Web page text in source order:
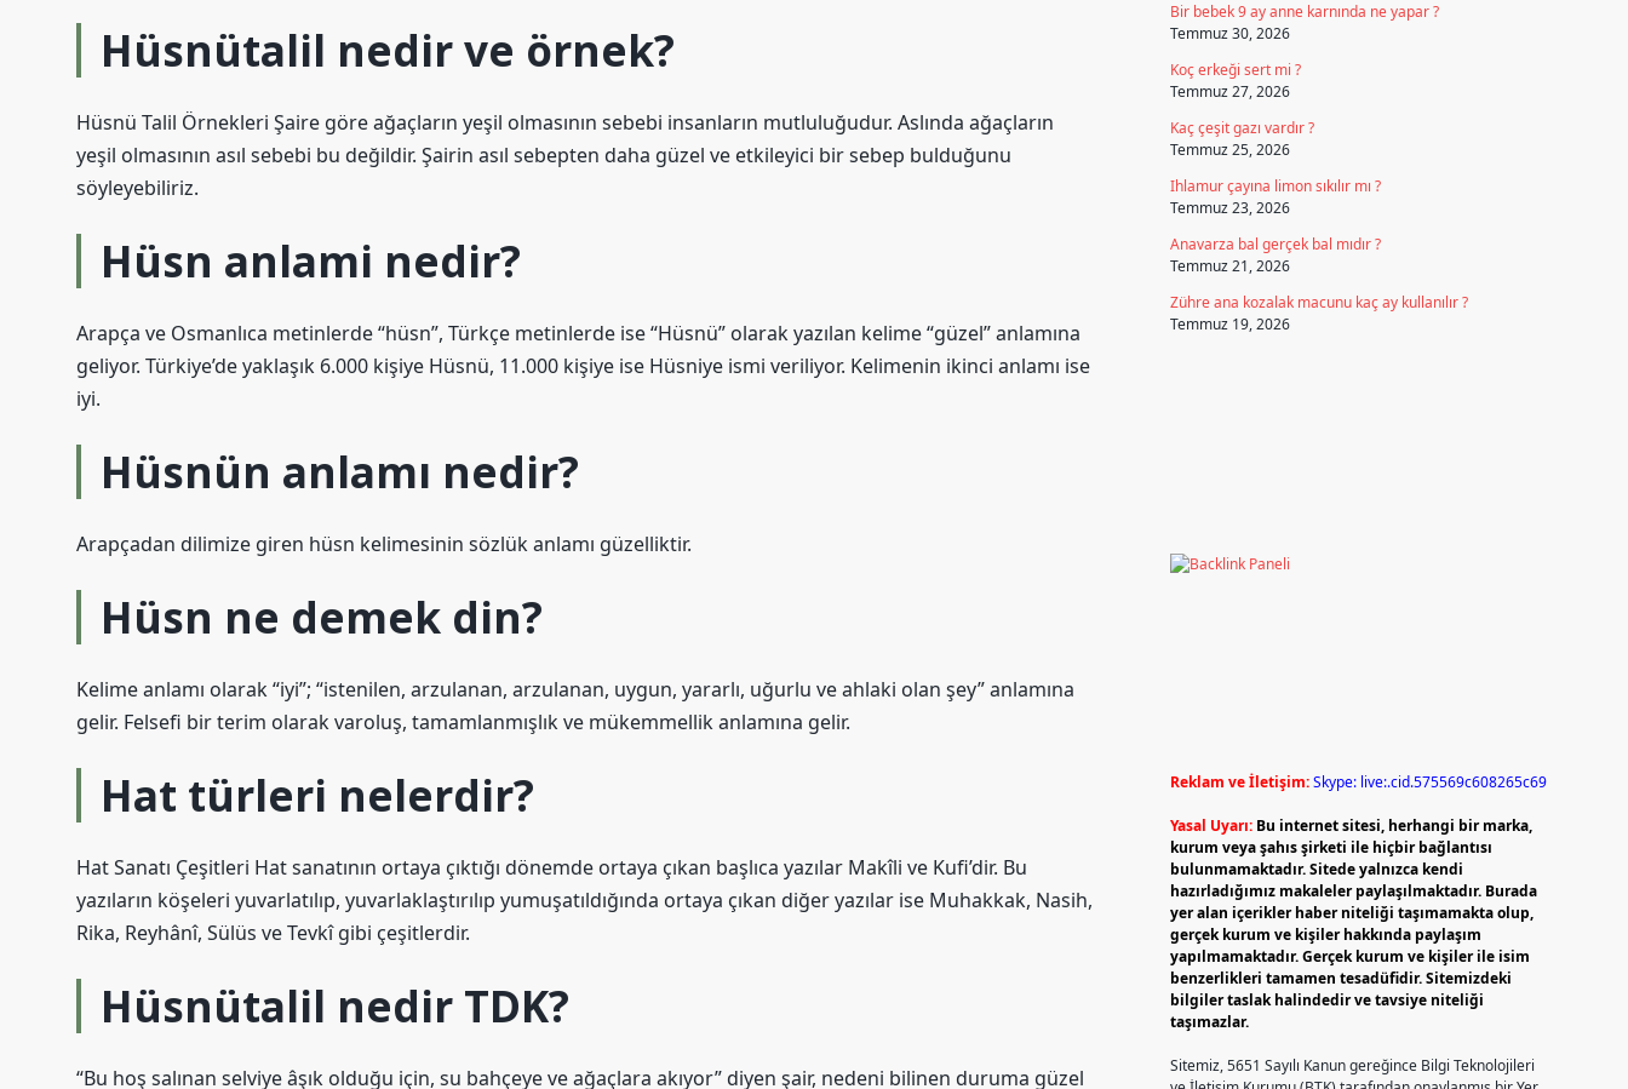
Hüsnütalil nedir ve örnek?
Hüsnü Talil Örnekleri Şaire göre ağaçların yeşil olmasının sebebi insanların mutluluğudur. Aslında ağaçların
yeşil olmasının asıl sebebi bu değildir. Şairin asıl sebepten daha güzel ve etkileyici bir sebep bulduğunu
söyleyebiliriz.
Hüsn anlami nedir?
Arapça ve Osmanlıca metinlerde “hüsn”, Türkçe metinlerde ise “Hüsnü” olarak yazılan kelime “güzel” anlamına
geliyor. Türkiye’de yaklaşık 6.000 kişiye Hüsnü, 11.000 kişiye ise Hüsniye ismi veriliyor. Kelimenin ikinci anlamı ise
iyi.
Hüsnün anlamı nedir?
Arapçadan dilimize giren hüsn kelimesinin sözlük anlamı güzelliktir.
Hüsn ne demek din?
Kelime anlamı olarak “iyi”; “istenilen, arzulanan, arzulanan, uygun, yararlı, uğurlu ve ahlaki olan şey” anlamına
gelir. Felsefi bir terim olarak varoluş, tamamlanmışlık ve mükemmellik anlamına gelir.
Hat türleri nelerdir?
Hat Sanatı Çeşitleri Hat sanatının ortaya çıktığı dönemde ortaya çıkan başlıca yazılar Makîli ve Kufi’dir. Bu
yazıların köşeleri yuvarlatılıp, yuvarlaklaştırılıp yumuşatıldığında ortaya çıkan diğer yazılar ise Muhakkak, Nasih,
Rika, Reyhânî, Sülüs ve Tevkî gibi çeşitlerdir.
Hüsnütalil nedir TDK?
“Bu hoş salınan selviye âşık olduğu için, su bahçeye ve ağaçlara akıyor” diyen şair, nedeni bilinen duruma güzel
Bir bebek 9 ay anne karnında ne yapar ?
Temmuz 30, 2026
Koç erkeği sert mi ?
Temmuz 27, 2026
Kaç çeşit gazı vardır ?
Temmuz 25, 2026
Ihlamur çayına limon sıkılır mı ?
Temmuz 23, 2026
Anavarza bal gerçek bal mıdır ?
Temmuz 21, 2026
Zühre ana kozalak macunu kaç ay kullanılır ?
Temmuz 19, 2026
Reklam ve İletişim:Skype: live:.cid.575569c608265c69
Yasal Uyarı: Bu internet sitesi, herhangi bir marka,
kurum veya şahıs şirketi ile hiçbir bağlantısı
bulunmamaktadır. Sitede yalnızca kendi
hazırladığımız makaleler paylaşılmaktadır. Burada
yer alan içerikler haber niteliği taşımamakta olup,
gerçek kurum ve kişiler hakkında paylaşım
yapılmamaktadır. Gerçek kurum ve kişiler ile isim
benzerlikleri tamamen tesadüfidir. Sitemizdeki
bilgiler taslak halindedir ve tavsiye niteliği
taşımazlar.
Sitemiz, 5651 Sayılı Kanun gereğince Bilgi Teknolojileri